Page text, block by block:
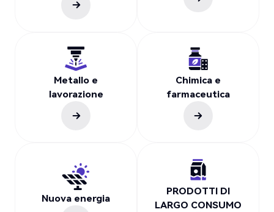
Metallo e
lavorazione
Chimica e
farmaceutica
Nuova energia
PRODOTTI DI
LARGO CONSUMO